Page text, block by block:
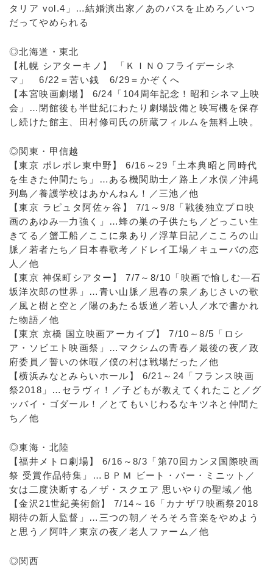
タリア vol.4」…結婚演出家／あのバスを止めろ／いつ
だってやめられる
◎北海道・東北
【札幌 シアターキノ】 「ＫＩＮＯフライデーシネ
マ」 6/22＝苦い銭 6/29＝かぞくへ
【本宮映画劇場】 6/24「104周年記念！昭和シネマ上映
会」…閉館後も半世紀にわたり劇場設備と映写機を保存
し続けた館主、田村修司氏の所蔵フィルムを無料上映。
◎関東・甲信越
【東京 ポレポレ東中野】 6/16～29「土本典昭と同時代
を生きた仲間たち」…ある機関助士／路上／水俣／沖縄
列島／養護学校はあかんねん！／三池／他
【東京 ラピュタ阿佐ヶ谷】 7/1～9/8「戦後独立プロ映
画のあゆみ―力強く」…蜂の巣の子供たち／どっこい生
きてる／蟹工船／ここに泉あり／浮草日記／こころの山
脈／若者たち／日本春歌考／ドレイ工場／キューバの恋
人／他
【東京 神保町シアター】 7/7～8/10「映画で愉しむ―石
坂洋次郎の世界」…青い山脈／思春の泉／あじさいの歌
／風と樹と空と／陽のあたる坂道／若い人／水で書かれ
た物語／他
【東京 京橋 国立映画アーカイブ】 7/10～8/5「ロシ
ア・ソビエト映画祭」…マクシムの青春／最後の夜／政
府委員／誓いの休暇／僕の村は戦場だった／他
【横浜みなとみらいホール】 6/21～24「フランス映画
祭2018」…セラヴィ！／子どもが教えてくれたこと／グ
ッバイ・ゴダール！／とてもいじわるなキツネと仲間た
ち／他
◎東海・北陸
【福井メトロ劇場】 6/16～8/3「第70回カンヌ国際映画
祭 受賞作品特集」…ＢＰＭ ビート・パー・ミニット／
女は二度決断する／ザ・スクエア 思いやりの聖域／他
【金沢21世紀美術館】 7/14～16「カナザワ映画祭2018
期待の新人監督」…三つの朝／そろそろ音楽をやめよう
と思う／阿吽／東京の夜／老人ファーム／他
◎関西